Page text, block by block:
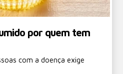
por quem tem
com a doença exige